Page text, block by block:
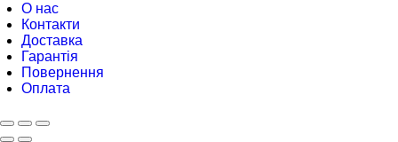
О нас
Контакти
Доставка
Гарантія
Повернення
Оплата